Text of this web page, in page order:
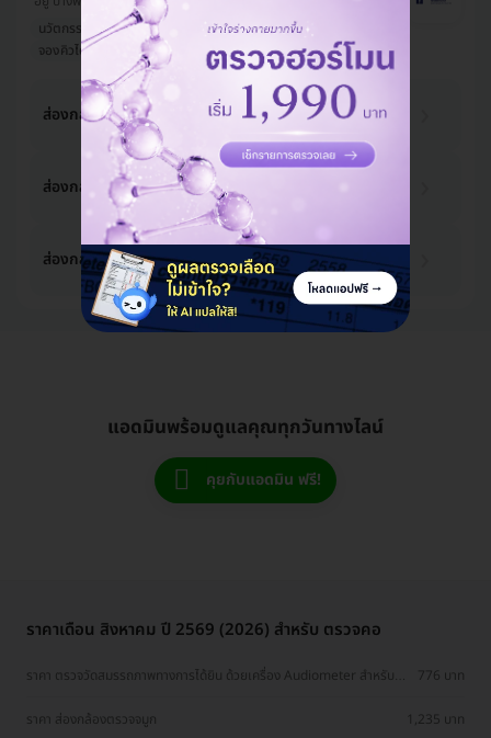
นวัตกรรมใหม่
คนดังเป็นลูกค้า
หมอมีชื่อเสียง
จองคิวได้เร็ว
ออกใบรับรองแพทย์ได้
ส่องกล้องตรวจจมูก 1,235 บาท
1,300 บาท
ส่องกล้องตรวจคอ 1,235 บาท
ส่องกล้องตรวจ หู 1,235 บาท
1,300 บาท -5%
แอดมินพร้อมดูแลคุณทุกวันทางไลน์
คุยกับแอดมิน ฟรี!
ราคาเดือน สิงหาคม ปี 2569 (2026) สำหรับ ตรวจคอ
ราคา ตรวจวัดสมรรถภาพทางการได้ยิน ด้วยเครื่อง Audiometer สำหรับผู้
776 บาท
ราคา ส่องกล้องตรวจจมูก 1,235 บาท